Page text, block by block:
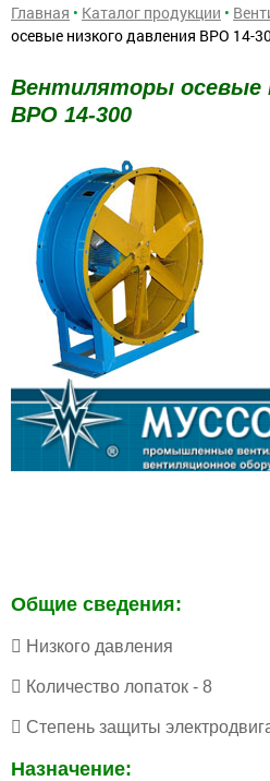
Главная • Каталог продукции •
осевые низкого давления ВРО 14-
Вентиляторы осевые
ВРО 14-300
Общие сведения:
 Низкого давления
 Количество лопаток - 8
 Степень защиты
Назначение: